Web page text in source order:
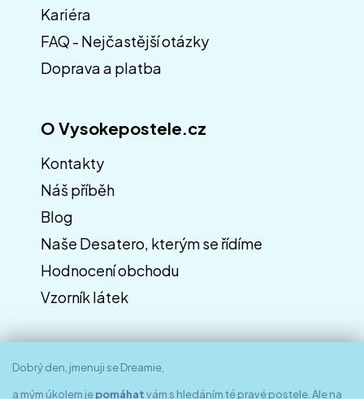
Dobrý den, jmenuji se Dreamie,
a mým úkolem jepomáhatvám s hledáním té pravé postele. Ale na
Kariéra
FAQ - Nejčastější otázky
Doprava a platba
O Vysokepostele.cz
Kontakty
Náš příběh
Blog
Naše Desatero, kterým se řídíme
Hodnocení obchodu
Vzorník látek